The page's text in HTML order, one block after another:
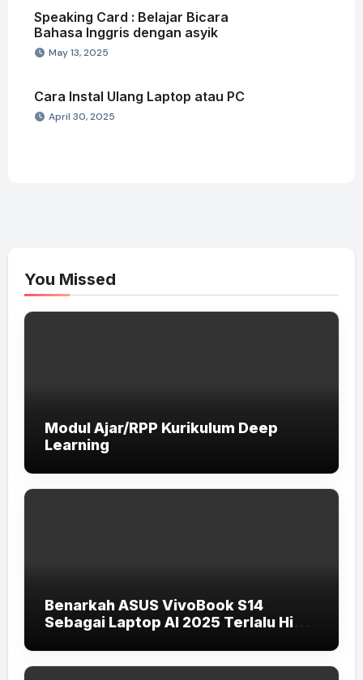
Speaking Card : Belajar Bicara
Bahasa Inggris dengan asyik
May 13, 2025
Cara Instal Ulang Laptop atau PC
April 30, 2025
You Missed
Modul Ajar/RPP Kurikulum Deep
Learning
Benarkah ASUS VivoBook S14
Sebagai Laptop AI 2025 Terlalu High-